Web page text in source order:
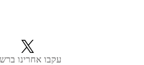
עקבו אחרינו